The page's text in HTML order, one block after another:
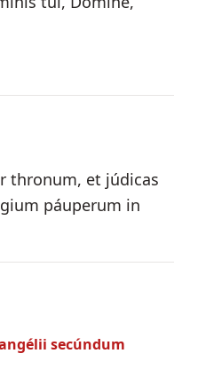
thronum, et júdicas
páuperum in
secúndum